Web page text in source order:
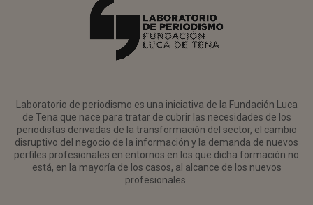
Laboratorio de periodismo es una iniciativa de la Fundación Luca
de Tena que nace para tratar de cubrir las necesidades de los
periodistas derivadas de la transformación del sector, el cambio
disruptivo del negocio de la información y la demanda de nuevos
perfiles profesionales en entornos en los que dicha formación no
está, en la mayoría de los casos, al alcance de los nuevos
profesionales.